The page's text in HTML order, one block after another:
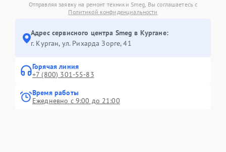
Отправляя заявку на ремонт техники Smeg, Вы соглашаетесь с
Политикой конфиденциальности
Адрес сервисного центра Smeg в Кургане:
г. Курган, ул. Рихарда Зорге, 41
Горячая линия
+7 (800) 301-55-83
Время работы
Ежедневно с 9:00 до 21:00